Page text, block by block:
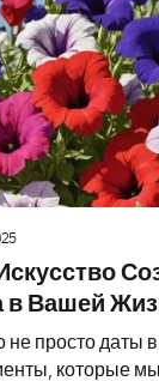
в Вашей
не просто даты
которые